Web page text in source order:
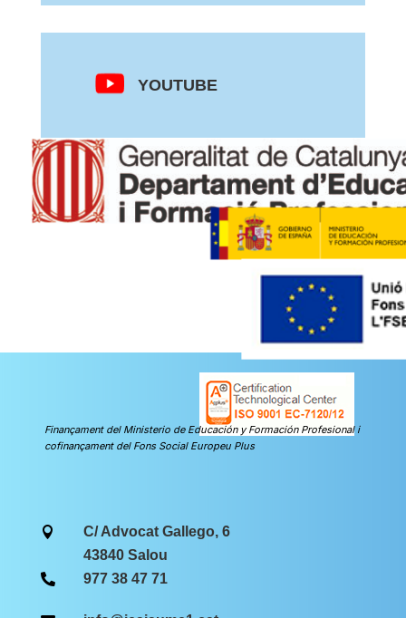
YOUTUBE
Finançament del Ministerio de Educación y Formación Profesional i
cofinançament del Fons Social Europeu Plus

C/ Advocat Gallego, 6
43840 Salou
 977 38 47 71